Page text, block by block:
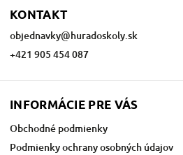
KONTAKT
objednavky@huradoskoly.sk
+421 905 454 087
INFORMÁCIE PRE VÁS
Obchodné podmienky
Podmienky ochrany osobných údajov